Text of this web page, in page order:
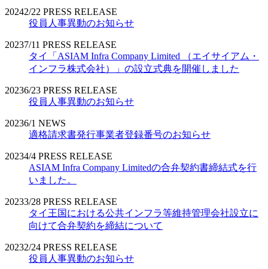
20242/22 PRESS RELEASE
役員人事異動のお知らせ
20237/11 PRESS RELEASE
タイ「ASIAM Infra Company Limited （エイサイアム・
インフラ株式会社）」の設立式典を開催しました
20236/23 PRESS RELEASE
役員人事異動のお知らせ
20236/1 NEWS
適格請求書発行事業者登録番号のお知らせ
20234/4 PRESS RELEASE
ASIAM Infra Company Limitedの合弁契約書締結式を行
いました。
20233/28 PRESS RELEASE
タイ王国における公共インフラ等維持管理会社設立に
向けて合弁契約を締結について
20232/24 PRESS RELEASE
役員人事異動のお知らせ